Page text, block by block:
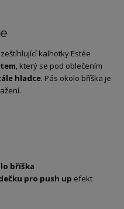
kalhotky Estée
, který se pod oblečením
hladce. Pás okolo bříška je
bříška
pro push up efekt